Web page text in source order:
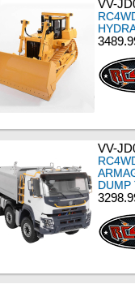
VV-
VV-
DUMP